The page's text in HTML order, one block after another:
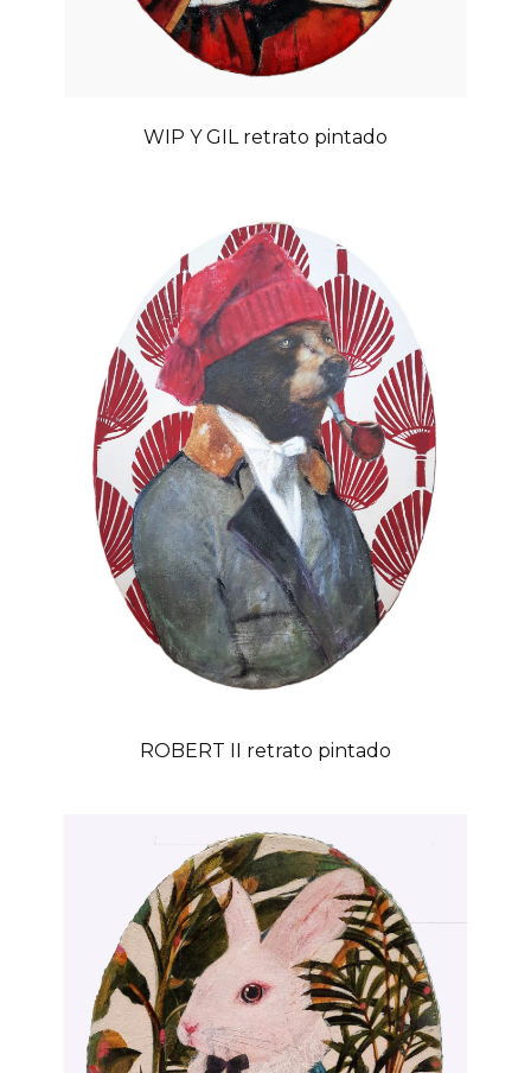
WIP Y GIL retrato pintado
ROBERT II retrato pintado